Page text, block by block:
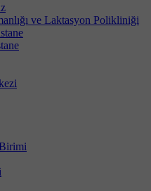
ve Laktasyon Polikliniği